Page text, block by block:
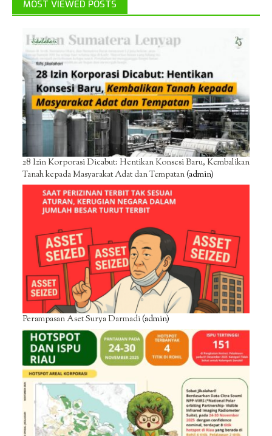
MOST VIEWED POSTS
28 Izin Korporasi Dicabut: Hentikan Konsesi Baru, Kembalikan
Tanah kepada Masyarakat Adat dan Tempatan(admin)
Perampasan Aset Surya Darmadi(admin)